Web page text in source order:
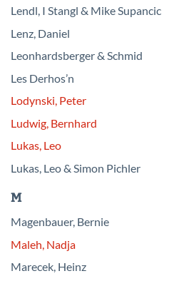
Lendl, I Stangl & Mike Supancic
Lenz, Daniel
Leonhardsberger & Schmid
Les Derhos’n
Lodynski, Peter
Ludwig, Bernhard
Lukas, Leo
Lukas, Leo & Simon Pichler
M
Magenbauer, Bernie
Maleh, Nadja
Marecek, Heinz